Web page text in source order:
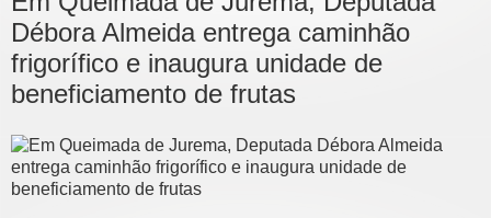
Débora Almeida entrega caminhão
frigorífico e inaugura unidade de
beneficiamento de frutas